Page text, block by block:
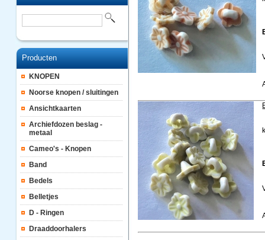
Producten
KNOPEN
Noorse knopen / sluitingen
Ansichtkaarten
Archiefdozen beslag -
metaal
Cameo's - Knopen
Band
Bedels
Belletjes
D - Ringen
Draaddoorhalers